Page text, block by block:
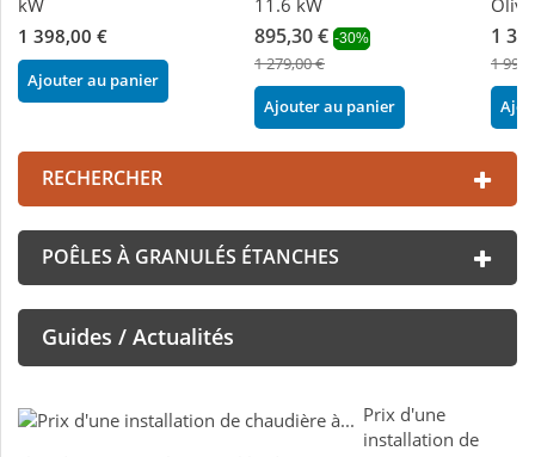
1 398,00 €
Ajouter au panier
895,30 € -30%
1 279,00 €
Ajouter au panier
1
1
RECHERCHER
POÊLES À GRANULÉS ÉTANCHES
Guides / Actualités
Prix d'une
installation de